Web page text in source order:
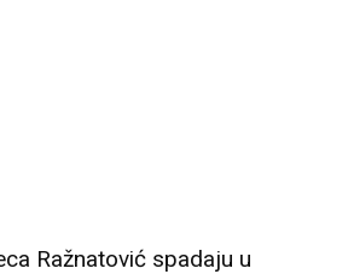
Ražnatović spadaju u